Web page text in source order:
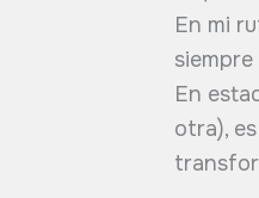
En mi
En
otra),